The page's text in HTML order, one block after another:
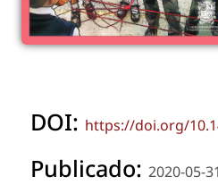
DOI: https://doi.org/
Publicado: 2020-05-31